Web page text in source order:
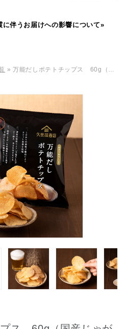
伴うお届けへの影響について»
» 万能だしポテトチップス 60g（国産じゃがいも使用）